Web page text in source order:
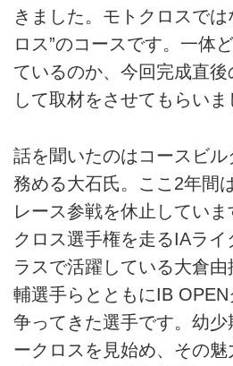
きました。モトクロスでは
ロス”のコースです。一体
ているのか、今回完成直
して取材をさせてもらいま
話を聞いたのはコースビ
務める大石氏。ここ2年間
レース参戦を休止していま
クロス選手権を走るIAライ
ラスで活躍している⼤倉
輔選手らとともにIB
争ってきた選手です。幼
ークロスを見始め、その